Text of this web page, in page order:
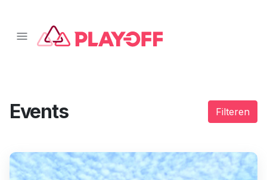
Events Filteren